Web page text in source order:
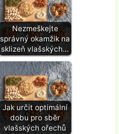
Nezmeškejte
správný okamžik na
sklizeň vlašských…
Jak určit optimální
dobu pro sběr
vlašských ořechů